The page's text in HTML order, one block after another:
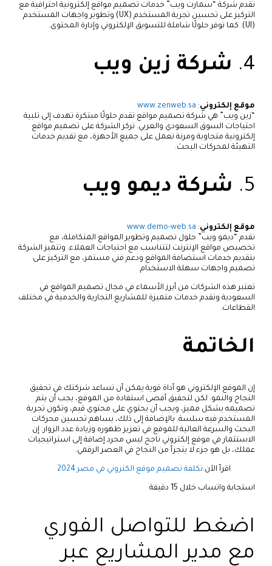
تقدم شركة “سمارت ويب” خدمات تصميم مواقع إلكترونية احترافية مع
التركيز على تحسين تجربة المستخدم (UX) وتطوير واجهات المستخدم
(UI). كما توفر حلولًا شاملة للتسويق الإلكتروني وإدارة المحتوى.
4. شركة زين ويب
موقع إلكتروني:
www.zenweb.sa
“زين ويب” هي شركة تصميم مواقع تقدم حلولًا مبتكرة تهدف إلى تلبية
احتياجات السوق السعودي والعربي. تركز الشركة على تصميم مواقع
إلكترونية متجاوبة ومرنة تعمل على جميع الأجهزة، مع تقديم خدمات
التهيئة لمحركات البحث.
5. شركة ديمو ويب
موقع إلكتروني:
www.demo-web.sa
تقدم “ديمو ويب” حلول تصميم وتطوير المواقع المتكاملة، مع
تخصيص مواقع الإنترنت لتتناسب مع احتياجات العملاء. وتتميز الشركة
بتقديم خدمات استضافة المواقع ودعم فني مستمر، مع التركيز على
تصميم واجهات سهلة الاستخدام.
تعتبر هذه الشركات من أبرز الأسماء في مجال تصميم المواقع في
السعودية وتقدم خدمات متميزة للمشاريع التجارية والخدمية في مختلف
القطاعات.
الخاتمة
إن الموقع الإلكتروني هو أداة قوية يمكن أن تساعد شركتك في تحقيق
النجاح والنمو. لكن لتحقيق أقصى استفادة من الموقع، يجب أن يتم
تصميمه بشكل مميز، ويجب أن يحتوي على محتوى قيم، وتكون تجربة
المستخدم فيه سلسة. بالإضافة إلى ذلك، يساهم تحسين محركات
البحث والسرعة العالية للموقع في تعزيز ظهوره وزيادة عدد الزوار. إن
الاستثمار في موقع إلكتروني ناجح ليس مجرد إضافة إلى استراتيجيات
عملك، بل هو جزء لا يتجزأ من النجاح في العصر الرقمي.
اقرأ الآن:تكلفة تصميم موقع الكتروني في مصر 2024
استجابة واتساب خلال 15 دقيقة
اضغط للتواصل الفوري
مع مدير المشاريع عبر